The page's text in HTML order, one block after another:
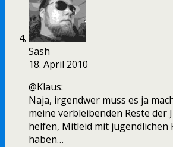
Sash
18. April 2010
@Klaus:
Naja, irgendwer muss es ja
meine verbleibenden Reste der
helfen, Mitleid mit jugendlichen
haben…